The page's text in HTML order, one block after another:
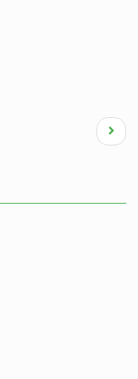
Next
page